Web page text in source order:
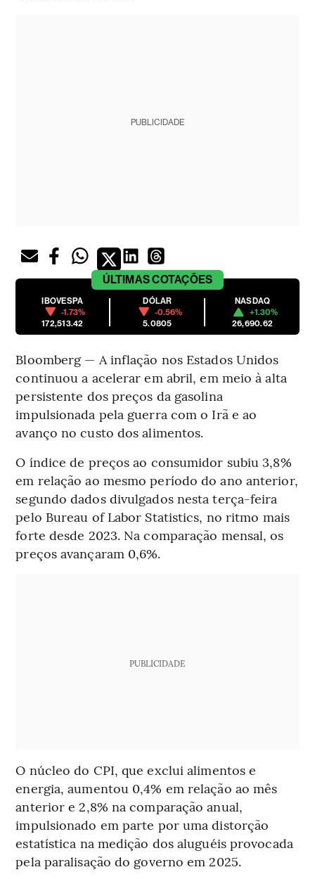
PUBLICIDADE
ÚLTIMASCOTAÇÕES
IBOVESPA
-1.73%
172,513.42
DÓLAR
-0.56%
5.0805
NASDAQ
+1.30%
26,690.62
Bloomberg — A inflação nos Estados Unidos
continuou a acelerar em abril, em meio à alta
persistente dos preços da gasolina
impulsionada pela guerra com o Irã e ao
avanço no custo dos alimentos.
O índice de preços ao consumidor subiu 3,8%
em relação ao mesmo período do ano anterior,
segundo dados divulgados nesta terça-feira
pelo Bureau of Labor Statistics, no ritmo mais
forte desde 2023. Na comparação mensal, os
preços avançaram 0,6%.
PUBLICIDADE
O núcleo do CPI, que exclui alimentos e
energia, aumentou 0,4% em relação ao mês
anterior e 2,8% na comparação anual,
impulsionado em parte por uma distorção
estatística na medição dos aluguéis provocada
pela paralisação do governo em 2025.